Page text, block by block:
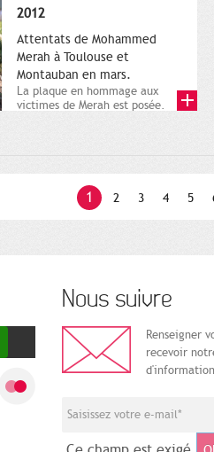
2012
Attentats de Mohammed
Merah à Toulouse et
Montauban en mars.
La plaque en hommage aux
victimes de Merah est posée.
1 2 3 4 5
Nous suivre
Renseigner
recevoir